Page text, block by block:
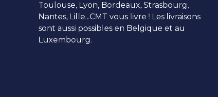
Toulouse, Lyon, Bordeaux, Strasbourg,
Nantes, Lille...CMT vous livre ! Les livraisons
sont aussi possibles en Belgique et au
Luxembourg.